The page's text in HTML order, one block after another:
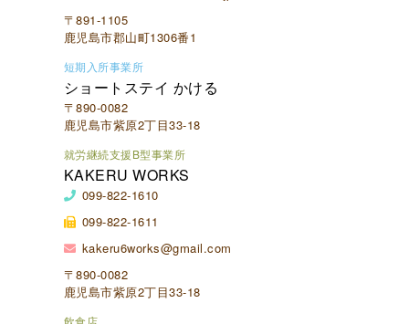
〒891-1105
鹿児島市郡山町1306番1
短期入所事業所
ショートステイ かける
〒890-0082
鹿児島市紫原2丁目33-18
就労継続支援B型事業所
KAKERU WORKS
099-822-1610
099-822-1611
kakeru6works@gmail.com
〒890-0082
鹿児島市紫原2丁目33-18
飲食店